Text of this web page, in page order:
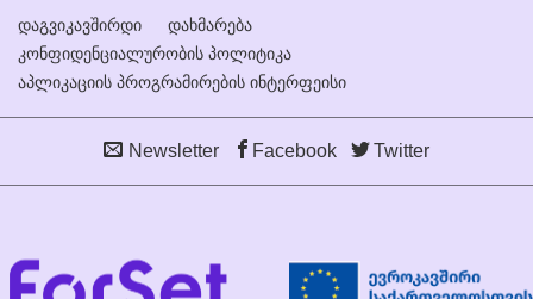
დაგვიკავშირდი
დახმარება
კონფიდენციალურობის პოლიტიკა
აპლიკაციის პროგრამირების ინტერფეისი
Newsletter Facebook Twitter